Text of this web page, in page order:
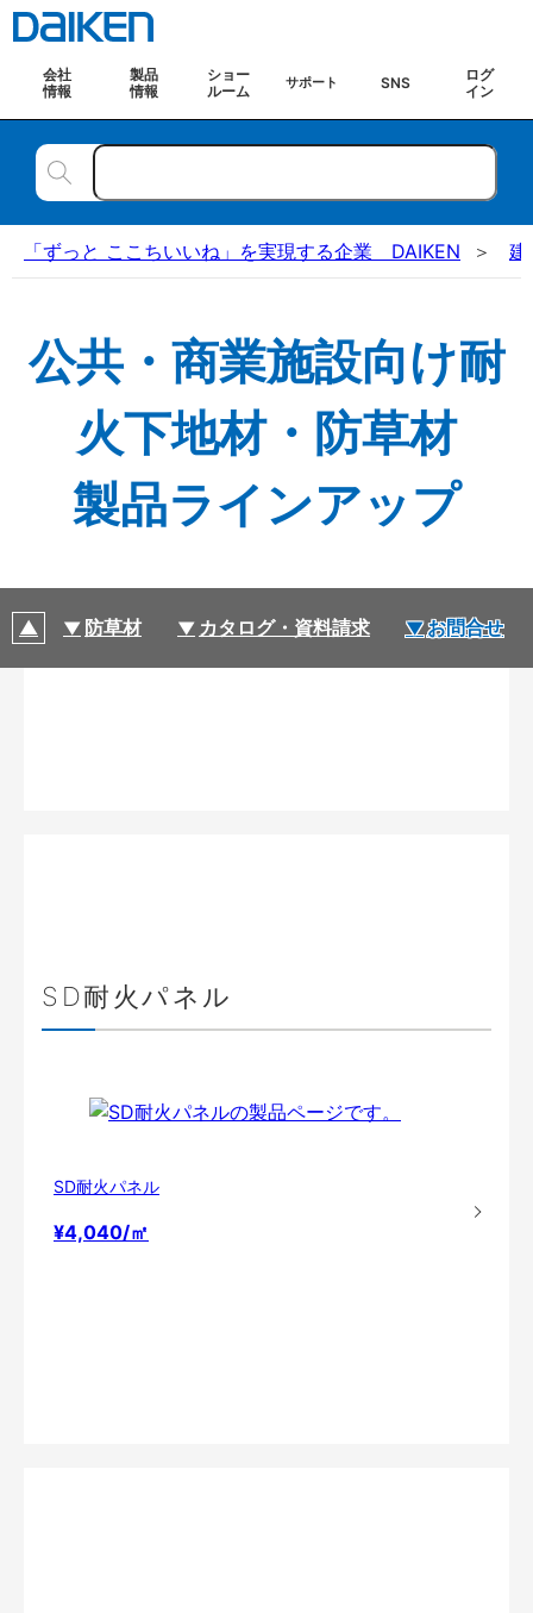
会社
情報
製品
情報
ショー
ルーム
サポート SNS
ログ
イン
「ずっと ここちいいね」を実現する企業 DAIKEN 建
公共・商業施設向け耐
火下地材・防草材
製品ラインアップ
ル 防草材 カタログ・資料請求 お問合せ
SD耐火パネル
SD耐火パネル
¥4,040/㎡